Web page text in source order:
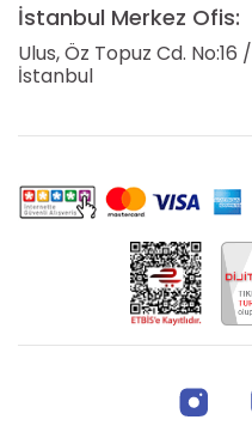
İstanbul Merkez Ofis:
Ulus, Öz Topuz Cd.
İstanbul